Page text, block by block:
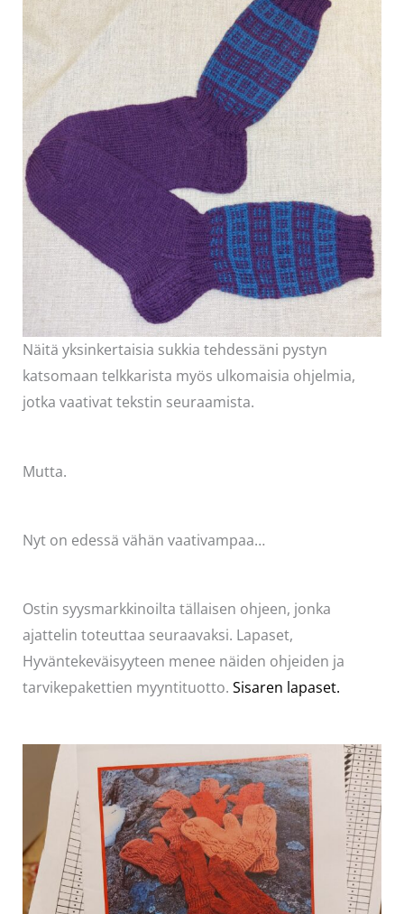
Näitä yksinkertaisia sukkia tehdessäni pystyn
katsomaan telkkarista myös ulkomaisia ohjelmia,
jotka vaativat tekstin seuraamista.
Mutta.
Nyt on edessä vähän vaativampaa…
Ostin syysmarkkinoilta tällaisen ohjeen, jonka
ajattelin toteuttaa seuraavaksi. Lapaset,
Hyväntekeväisyyteen menee näiden ohjeiden ja
tarvikepakettien myyntituotto. Sisaren lapaset.